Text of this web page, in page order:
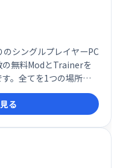
シングルプレイヤーPC
の無料ModとTrainerを
。全てを1つの場所に
す。ゲームプレイをカ
を見つけましょう！数
たのゲーム体験をレベ
で、今すぐお好みの
ルを自由にカスタマイ
る